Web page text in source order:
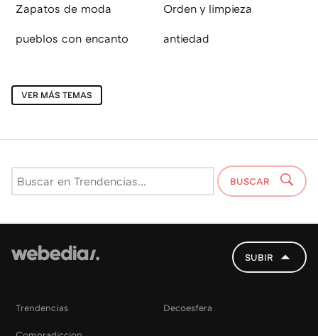
Zapatos de moda Orden y limpieza
pueblos con encanto antiedad
VER MÁS TEMAS
BUSCAR
SUBIR
Trendencias Decoesfera